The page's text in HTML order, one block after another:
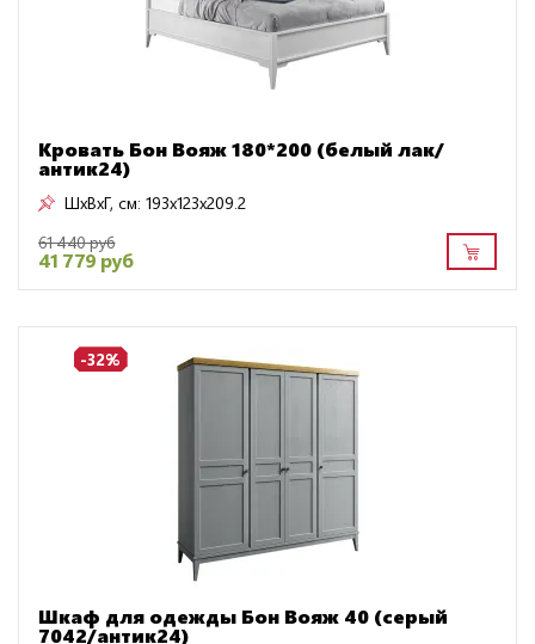
Кровать Бон Вояж 180*200 (белый лак/
антик24)
ШxВxГ, см: 193x123x209.2
61 440 руб
41 779 руб
-32%
Шкаф для одежды Бон Вояж 40 (серый
7042/антик24)